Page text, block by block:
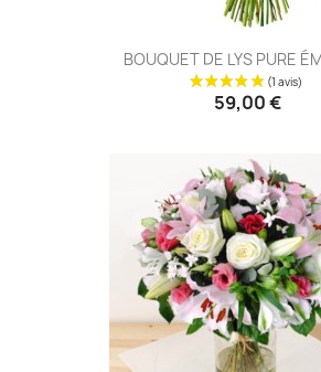
BOUQUET DE LYS PURE
59,00 €